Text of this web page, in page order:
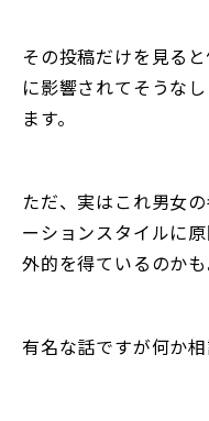
その投稿だけを見る
に影響されてそうな
ます。
ただ、実はこれ男女
ーションスタイルに
外的を得ているのかも
有名な話ですが何か